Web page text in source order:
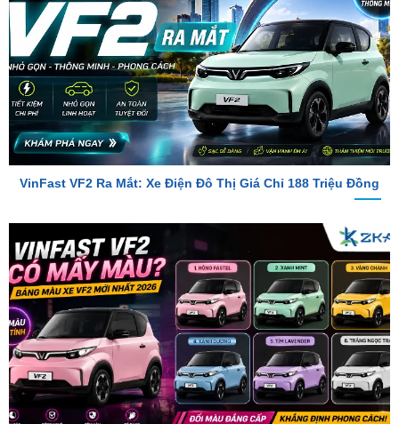
VinFast VF2 Ra Mắt: Xe Điện Đô Thị Giá Chỉ 188 Triệu Đồng
VinFast VF2 Có Mấy Màu? Bảng Màu Xe VF2 Mới Nhất 2026